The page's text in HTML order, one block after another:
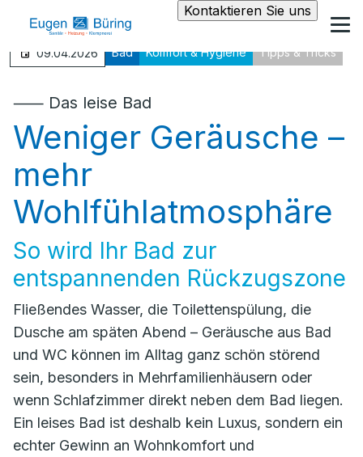
Kontaktieren Sie uns
09.04.2026 Bad Komfort & Hygiene Tipps & Tricks
⸺ Das leise Bad
Weniger Geräusche –
mehr
Wohlfühlatmosphäre
So wird Ihr Bad zur
entspannenden Rückzugszone
Fließendes Wasser, die Toilettenspülung, die
Dusche am späten Abend – Geräusche aus Bad
und WC können im Alltag ganz schön störend
sein, besonders in Mehrfamilienhäusern oder
wenn Schlafzimmer direkt neben dem Bad liegen.
Ein leises Bad ist deshalb kein Luxus, sondern ein
echter Gewinn an Wohnkomfort und